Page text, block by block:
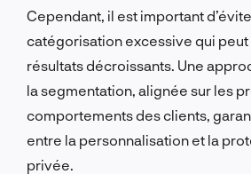
Cependant, il est important
catégorisation excessive qui
résultats décroissants. Une
la segmentation, alignée sur les
comportements des clients,
entre la personnalisation et la
privée.